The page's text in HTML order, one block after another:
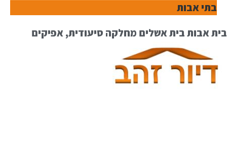
בתי אבות
בית אבות בית אשלים מחלקה סיעודית, אפיקים